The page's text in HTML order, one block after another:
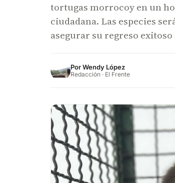
tortugas morrocoy en un
ciudadana. Las especies
asegurar su regreso
PorWendy López
Redacción · El Frente